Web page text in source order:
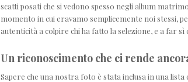
scatti posati che si vedono spesso negli album
momento in cui eravamo semplicemente noi stessi,
autenticità a colpire chi ha fatto la selezione, e a far sì
Un riconoscimento che ci rende
Sapere che una nostra foto è stata inclusa in una